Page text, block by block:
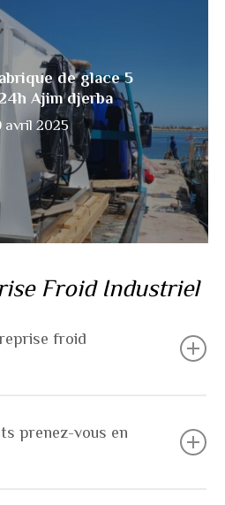
de
glace
5
tonnes/24h
Ajim
djerba
de glace 5
Ajim djerba
avril 2025
Froid Industriel
froid
systèmes de réfrigération
commerciaux et
prenez-vous en